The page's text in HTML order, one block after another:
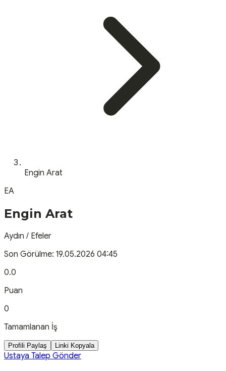
Engin Arat
EA
Engin Arat
Aydın / Efeler
Son Görülme: 19.05.2026 04:45
0.0
Puan
0
Tamamlanan İş
Profili Paylaş Linki Kopyala
Ustaya Talep Gönder